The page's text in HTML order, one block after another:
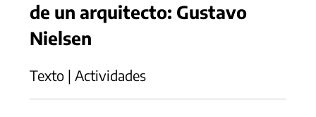
de un arquitecto: Gustavo
Nielsen
Texto | Actividades